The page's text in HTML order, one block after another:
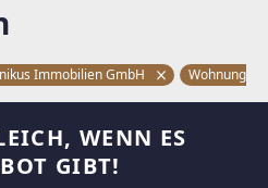
Immobilien GmbH Wohnungen
WENN ES
GIBT!